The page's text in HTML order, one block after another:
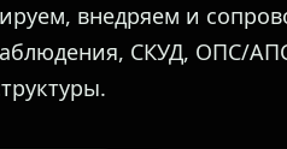
внедряем и
СКУД, ОПС/